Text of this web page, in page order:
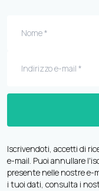
Iscrivendoti, accetti di
e-mail. Puoi annullare
presente nelle nostre e-
i tuoi dati, consulta i